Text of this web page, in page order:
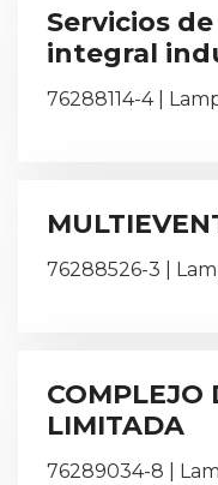
Servicios
integral
76288114-4 |
76288526-3 |
COMPLEJO
LIMITADA
76289034-8 |